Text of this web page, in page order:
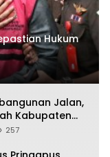
Hukum
Jalan,
Kabupaten
257